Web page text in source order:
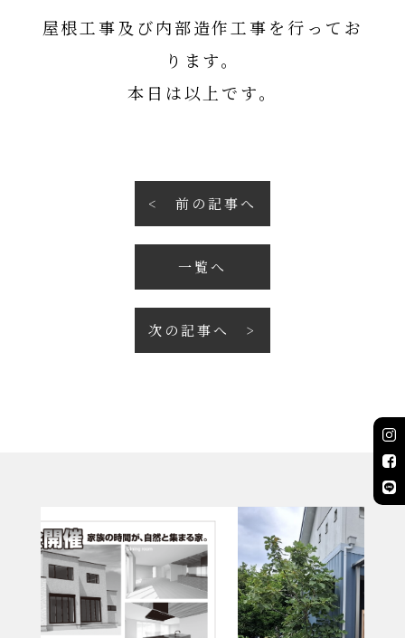
屋根工事及び内部造作工事を行ってお
ります。
本日は以上です。
前の記事へ
一覧へ
次の記事へ